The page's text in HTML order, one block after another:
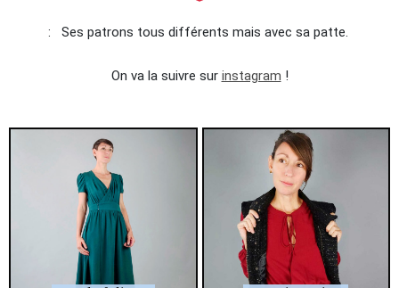
: Ses patrons tous différents mais avec sa patte.
On va la suivre sur instagram !